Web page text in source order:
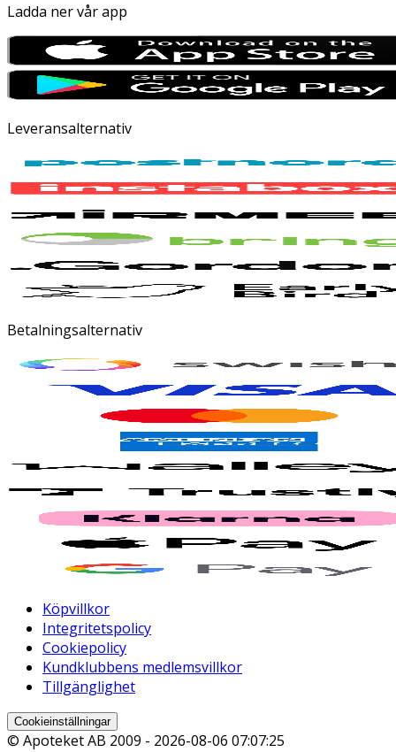
Ladda ner vår app
Leveransalternativ
Betalningsalternativ
Köpvillkor
Integritetspolicy
Cookiepolicy
Kundklubbens medlemsvillkor
Tillgänglighet
Cookieinställningar
© Apoteket AB 2009 - 2026-08-06 07:07:25